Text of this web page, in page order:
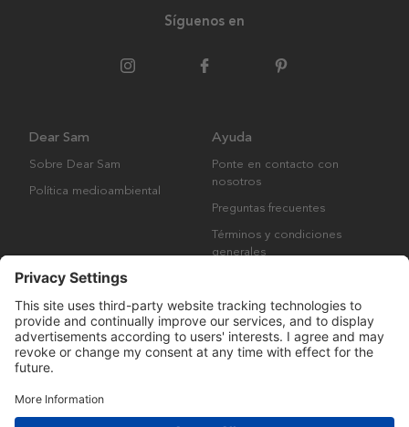
Síguenos en
Dear Sam
Sobre Dear Sam
Política medioambiental
Ayuda
Ponte en contacto con
nosotros
Preguntas frecuentes
Términos y condiciones
generales
Derechos de autor © Many Brands AB 2023. Todos los derechos